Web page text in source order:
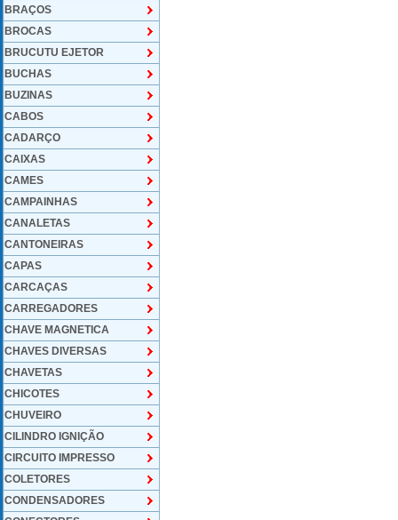
BRAÇOS
BROCAS
BRUCUTU EJETOR
BUCHAS
BUZINAS
CABOS
CADARÇO
CAIXAS
CAMES
CAMPAINHAS
CANALETAS
CANTONEIRAS
CAPAS
CARCAÇAS
CARREGADORES
CHAVE MAGNETICA
CHAVES DIVERSAS
CHAVETAS
CHICOTES
CHUVEIRO
CILINDRO IGNIÇÃO
CIRCUITO IMPRESSO
COLETORES
CONDENSADORES